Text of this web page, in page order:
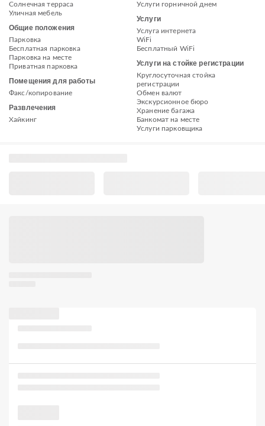
Солнечная терраса
Уличная мебель
Общие положения
Парковка
Бесплатная парковка
Парковка на месте
Приватная парковка
Помещения для работы
Факс/копирование
Развлечения
Хайкинг
Услуги горничной днем
Услуги
Услуга интернета
WiFi
Бесплатный WiFi
Услуги на стойке регистрации
Круглосуточная стойка
регистрации
Обмен валют
Экскурсионное бюро
Хранение багажа
Банкомат на месте
Услуги парковщика